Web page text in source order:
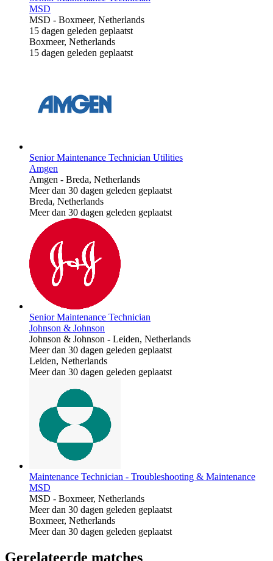
MSD
MSD - Boxmeer, Netherlands
15 dagen geleden geplaatst
Boxmeer, Netherlands
15 dagen geleden geplaatst
Senior Maintenance Technician Utilities
Amgen
Amgen - Breda, Netherlands
Meer dan 30 dagen geleden geplaatst
Breda, Netherlands
Meer dan 30 dagen geleden geplaatst
Senior Maintenance Technician
Johnson & Johnson
Johnson & Johnson - Leiden, Netherlands
Meer dan 30 dagen geleden geplaatst
Leiden, Netherlands
Meer dan 30 dagen geleden geplaatst
Maintenance Technician - Troubleshooting & Maintenance
MSD
MSD - Boxmeer, Netherlands
Meer dan 30 dagen geleden geplaatst
Boxmeer, Netherlands
Meer dan 30 dagen geleden geplaatst
Gerelateerde matches